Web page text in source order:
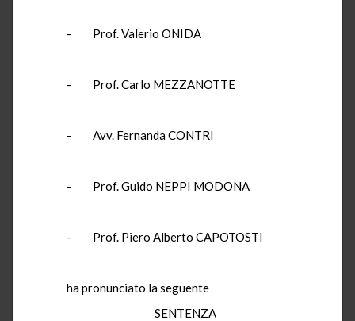
- Prof. Valerio ONIDA
- Prof. Carlo MEZZANOTTE
- Avv. Fernanda CONTRI
- Prof. Guido NEPPI MODONA
- Prof. Piero Alberto CAPOTOSTI
ha pronunciato la seguente
SENTENZA